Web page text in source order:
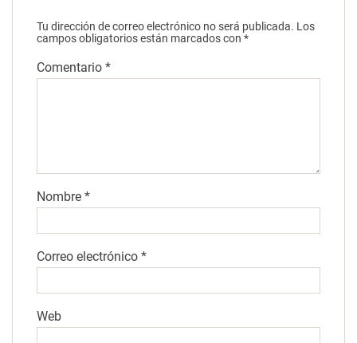
Tu dirección de correo electrónico no será publicada. Los
campos obligatorios están marcados con *
Comentario *
Nombre *
Correo electrónico *
Web